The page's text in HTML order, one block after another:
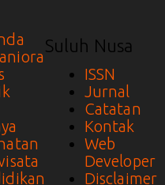
Suluh Nusa
ISSN
Jurnal
Catatan
Kontak
Web
Developer
Disclaimer